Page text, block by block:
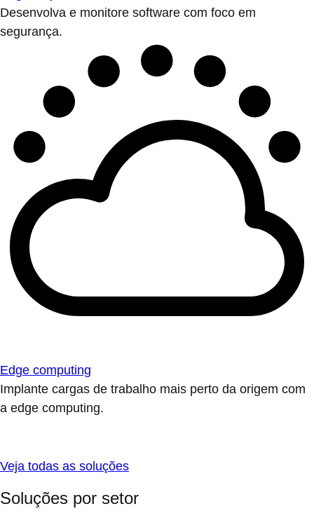
Desenvolva e monitore software com foco em
segurança.
Edge computing
Implante cargas de trabalho mais perto da origem com
a edge computing.
Veja todas as soluções
Soluções por setor